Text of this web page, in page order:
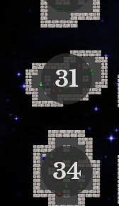
31
34